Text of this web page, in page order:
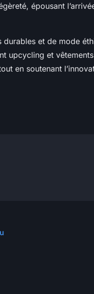
épousant
durables et de mode
upcycling et
en soutenant